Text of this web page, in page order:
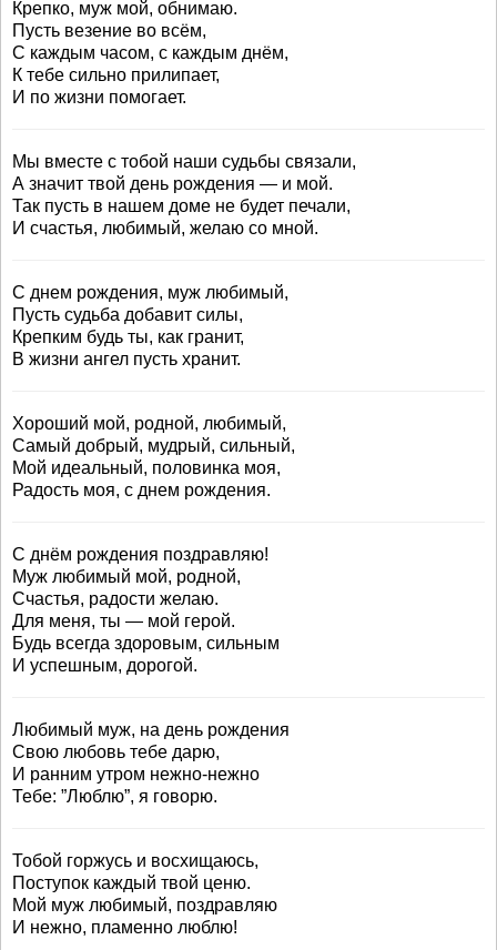
Крепко, муж мой, обнимаю.
Пусть везение во всём,
С каждым часом, с каждым днём,
К тебе сильно прилипает,
И по жизни помогает.
Мы вместе с тобой наши судьбы связали,
А значит твой день рождения — и мой.
Так пусть в нашем доме не будет печали,
И счастья, любимый, желаю со мной.
С днем рождения, муж любимый,
Пусть судьба добавит силы,
Крепким будь ты, как гранит,
В жизни ангел пусть хранит.
Хороший мой, родной, любимый,
Самый добрый, мудрый, сильный,
Мой идеальный, половинка моя,
Радость моя, с днем рождения.
С днём рождения поздравляю!
Муж любимый мой, родной,
Счастья, радости желаю.
Для меня, ты — мой герой.
Будь всегда здоровым, сильным
И успешным, дорогой.
Любимый муж, на день рождения
Свою любовь тебе дарю,
И ранним утром нежно-нежно
Тебе: ”Люблю”, я говорю.
Тобой горжусь и восхищаюсь,
Поступок каждый твой ценю.
Мой муж любимый, поздравляю
И нежно, пламенно люблю!